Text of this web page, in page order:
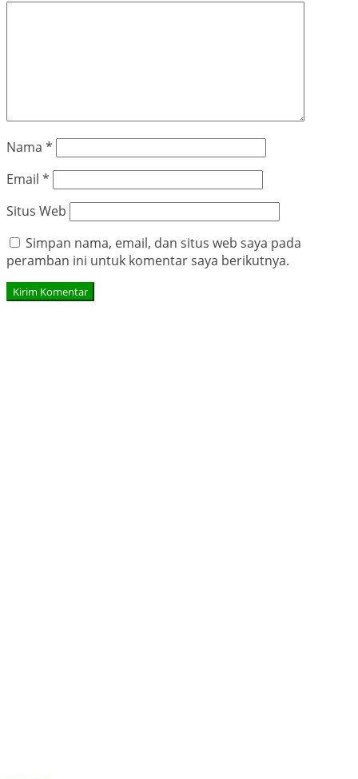
Nama *
Email *
Situs Web
Simpan nama, email, dan situs web saya pada
peramban ini untuk komentar saya berikutnya.